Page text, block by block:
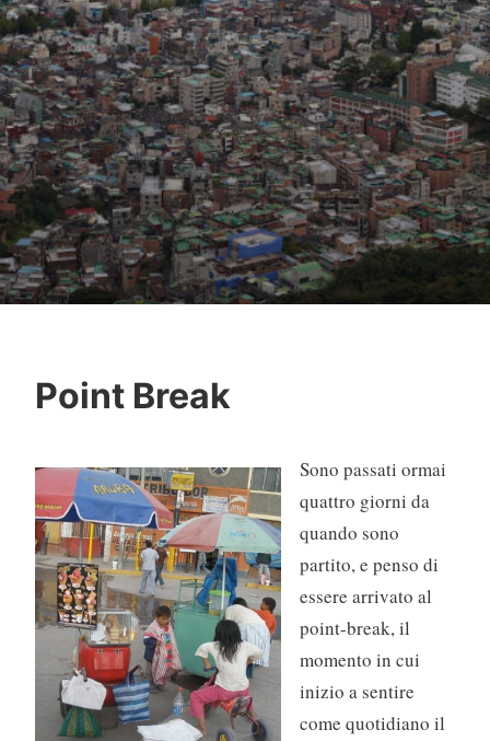
Point Break
Sono passati ormai
quattro giorni da
quando sono
partito, e penso di
essere arrivato al
point-break, il
momento in cui
inizio a sentire
come quotidiano il